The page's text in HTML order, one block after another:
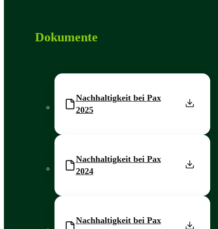
Dokumente
Nachhaltigkeit bei Pax
2025
Nachhaltigkeit bei Pax
2024
Nachhaltigkeit bei Pax